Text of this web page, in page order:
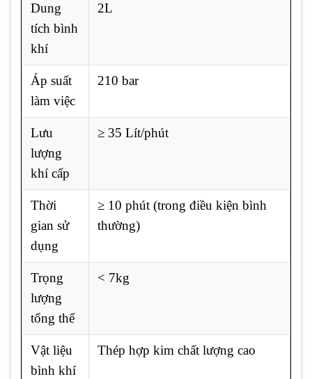
Dung
tích bình
khí
2L
Áp suất
làm việc
210 bar
Lưu
lượng
khí cấp
≥ 35 Lít/phút
Thời
gian sử
dụng
≥ 10 phút (trong điều kiện bình
thường)
Trọng
lượng
tổng thể
< 7kg
Vật liệu
bình khí
Thép hợp kim chất lượng cao